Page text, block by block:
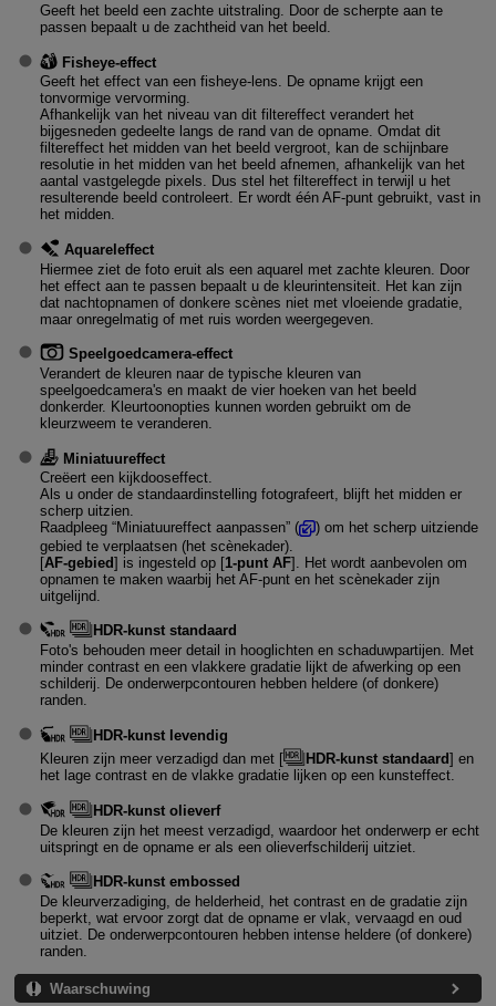
Geeft het beeld een zachte uitstraling. Door de scherpte aan te
passen bepaalt u de zachtheid van het beeld.
Fisheye-effect
Geeft het effect van een fisheye-lens. De opname krijgt een
tonvormige vervorming.
Afhankelijk van het niveau van dit filtereffect verandert het
bijgesneden gedeelte langs de rand van de opname. Omdat dit
filtereffect het midden van het beeld vergroot, kan de schijnbare
resolutie in het midden van het beeld afnemen, afhankelijk van het
aantal vastgelegde pixels. Dus stel het filtereffect in terwijl u het
resulterende beeld controleert. Er wordt één AF-punt gebruikt, vast in
het midden.
Aquareleffect
Hiermee ziet de foto eruit als een aquarel met zachte kleuren. Door
het effect aan te passen bepaalt u de kleurintensiteit. Het kan zijn
dat nachtopnamen of donkere scènes niet met vloeiende gradatie,
maar onregelmatig of met ruis worden weergegeven.
Speelgoedcamera-effect
Verandert de kleuren naar de typische kleuren van
speelgoedcamera's en maakt de vier hoeken van het beeld
donkerder. Kleurtoonopties kunnen worden gebruikt om de
kleurzweem te veranderen.
Miniatuureffect
Creëert een kijkdooseffect.
Als u onder de standaardinstelling fotografeert, blijft het midden er
scherp uitzien.
Raadpleeg “Miniatuureffect aanpassen” (
) om het scherp uitziende
gebied te verplaatsen (het scènekader).
[AF-gebied] is ingesteld op [1-punt AF]. Het wordt aanbevolen om
opnamen te maken waarbij het AF-punt en het scènekader zijn
uitgelijnd.
HDR-kunst standaard
Foto's behouden meer detail in hooglichten en schaduwpartijen. Met
minder contrast en een vlakkere gradatie lijkt de afwerking op een
schilderij. De onderwerpcontouren hebben heldere (of donkere)
randen.
HDR-kunst levendig
Kleuren zijn meer verzadigd dan met [
HDR-kunst standaard] en
het lage contrast en de vlakke gradatie lijken op een kunsteffect.
HDR-kunst olieverf
De kleuren zijn het meest verzadigd, waardoor het onderwerp er echt
uitspringt en de opname er als een olieverfschilderij uitziet.
HDR-kunst embossed
De kleurverzadiging, de helderheid, het contrast en de gradatie zijn
beperkt, wat ervoor zorgt dat de opname er vlak, vervaagd en oud
uitziet. De onderwerpcontouren hebben intense heldere (of donkere)
randen.
Waarschuwing